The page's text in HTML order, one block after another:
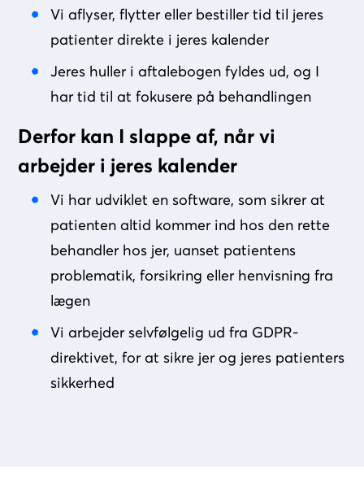
Vi aflyser, flytter eller bestiller tid til jeres
patienter direkte i jeres kalender
Jeres huller i aftalebogen fyldes ud, og I
har tid til at fokusere på behandlingen
Derfor kan I slappe af, når vi
arbejder i jeres kalender
Vi har udviklet en software, som sikrer at
patienten altid kommer ind hos den rette
behandler hos jer, uanset patientens
problematik, forsikring eller henvisning fra
lægen
Vi arbejder selvfølgelig ud fra GDPR-
direktivet, for at sikre jer og jeres patienters
sikkerhed